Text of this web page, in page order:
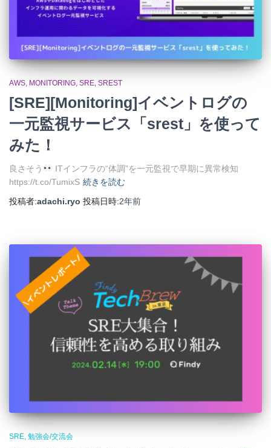
AWS MONITORING SRE SREST
[SRE][Monitoring]イベントログの
一元監視サービス「srest」を使って
みた！
良さそう
ITインフラの“体調”を一元監視で早期に異常検知
https://t.co/TumixS 続きを読む
投稿者:adachi.ryo 投稿日時:2年前
SRE 勉強会/交流会